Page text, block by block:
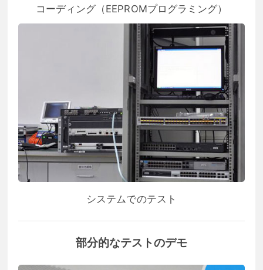
コーディング（EEPROMプログラミング）
システムでのテスト
部分的なテストのデモ